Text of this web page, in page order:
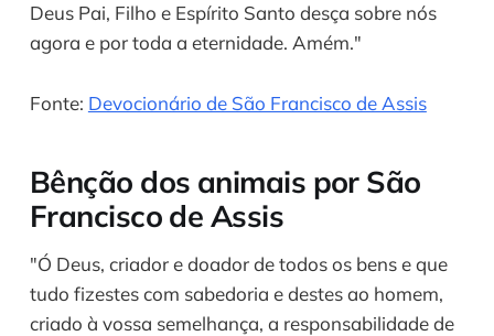
Deus Pai, Filho e Espírito Santo desça sobre nós
agora e por toda a eternidade. Amém."
Fonte: Devocionário de São Francisco de Assis
Bênção dos animais por São
Francisco de Assis
"Ó Deus, criador e doador de todos os bens e que
tudo fizestes com sabedoria e destes ao homem,
criado à vossa semelhança, a responsabilidade de